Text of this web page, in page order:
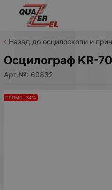
Назад до осцилоскопи и
Осцилограф KR-
Арт.№: 60832
ПРОМО -34%